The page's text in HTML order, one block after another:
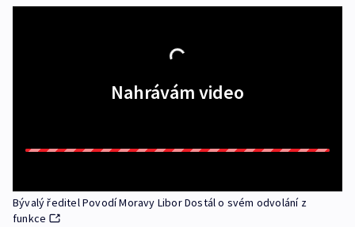
Nahrávám video
Bývalý ředitel Povodí Moravy Libor Dostál o svém odvolání z
funkce